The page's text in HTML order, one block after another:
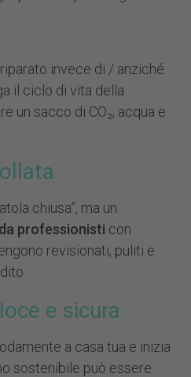
invece di / anziché
il ciclo di vita della
un sacco di CO₂, acqua e
chiusa”, ma un
professionisti con
revisionati, puliti e
e sicura
a casa tua e inizia
sostenibile può essere